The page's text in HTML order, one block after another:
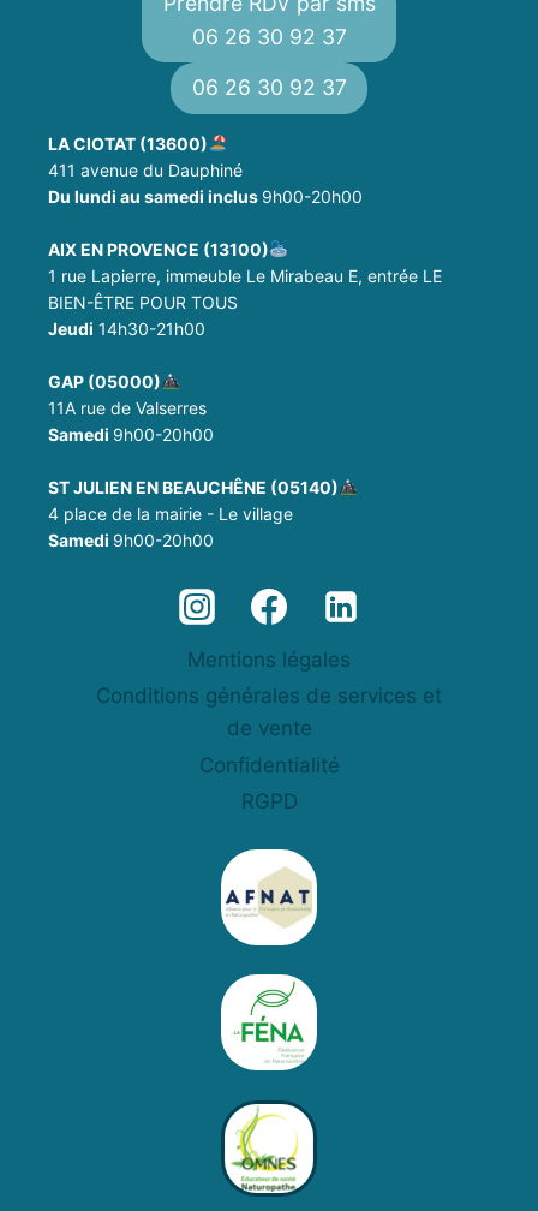
06 26 30 92 37
06 26 30 92 37
LA CIOTAT (13600)
411 avenue du Dauphiné
Du lundi au samedi inclus 9h00-20h00
AIX EN PROVENCE (13100)
1 rue Lapierre, immeuble Le Mirabeau E, entrée LE
BIEN-ÊTRE POUR TOUS
Jeudi 14h30-21h00
GAP (05000)
11A rue de Valserres
Samedi 9h00-20h00
ST JULIEN EN BEAUCHÊNE (05140)
4 place de la mairie - Le village
Samedi 9h00-20h00
Mentions légales
Conditions générales de services et
de vente
Confidentialité
RGPD